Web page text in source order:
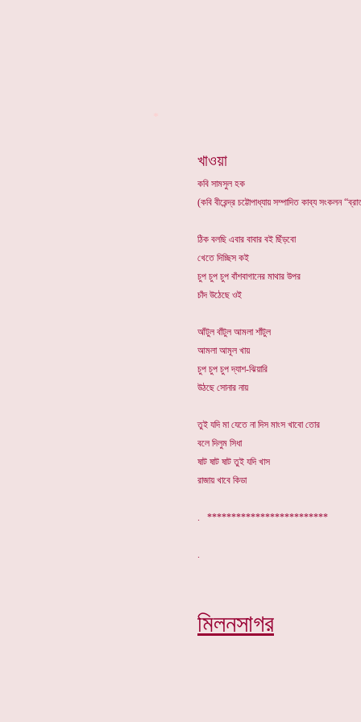
খাওয়া
কবি সামসুল হক
(কবি বীরেন্দ্র চট্টোপাধ্যায় সম্পাদিত কাব্য সংকলন
ঠিক বলছি এবার বাবার বই ছিঁড়বো
খেতে দিচ্ছিস কই
চুপ চুপ চুপ বাঁশবাগানের মাথার উপর
চাঁদ উঠেছে ওই
আঁটুল বাঁটুল আমলা শাঁটুল
আমলা আমূল খায়
চুপ চুপ চুপ দ্যাশ-ঝিয়ারি
উঠছে সোনার নায়
তুই যদি মা যেতে না দিস মাংস খাবো তোর
বলে দিলুম সিধা
ষাট ষাট ষাট তুই যদি খাস
রাজায় খাবে কিডা
. *************************
মিলনসাগর